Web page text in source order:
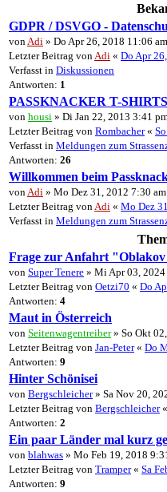
GDPR / DSVGO -
von Adi » Do Apr 26, 2018 11:06
Letzter Beitrag von Adi « Do Apr
Verfasst in Diskussionen
Antworten: 1
PASSKNACKER T-SHIRTS
von housi » Di Jan 22, 2013 3:41
Letzter Beitrag von Rombacher«
Verfasst in Meldungen zum
Antworten: 26
Willkommen beim
von Adi » Mo Dez 31, 2012 7:30
Letzter Beitrag von Adi « Mo Dez
Verfasst in Meldungen zum
Frage zur Anfahrt
von Super Tenere » Mi Apr 03,
Letzter Beitrag von Oetzi70 « Do
Antworten: 4
Maut in Österreich
von Seitenwagentreiber» So Okt
Letzter Beitrag von Jan-Peter« Do
Antworten: 9
Hinter Schönisei
von Bergschleicher» Sa Nov 20,
Letzter Beitrag von Bergschleicher«
Antworten: 2
Ein paar Länder mal kurz
von blahwas » Mo Feb 19, 2018
Letzter Beitrag von Tramper« Sa
Antworten: 9